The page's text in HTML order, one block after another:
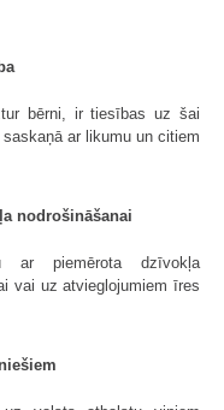
bērni, ir tiesības uz šai
ar likumu un citiem
nodrošināšanai
piemērota dzīvokļa
vai uz atvieglojumiem īres